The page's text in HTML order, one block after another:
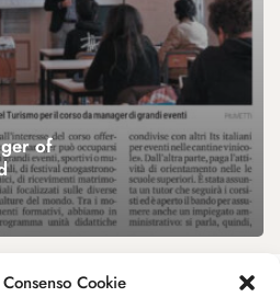
Cookie
of